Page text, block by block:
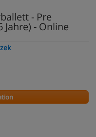
- Pre
Jahre) - Online